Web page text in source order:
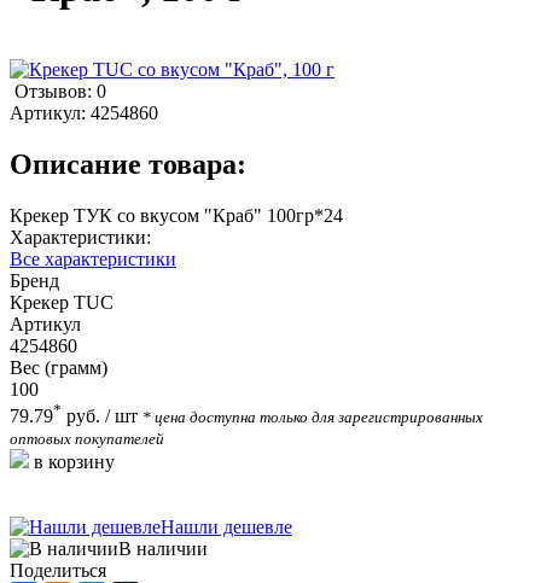
Отзывов: 0
Артикул: 4254860
Описание товара:
Крекер ТУК со вкусом "Краб" 100гр*24
Характеристики:
Все характеристики
Бренд
Крекер TUC
Артикул
4254860
Вес (грамм)
100
79.79* руб. / шт * цена доступна только для зарегистрированных
оптовых покупателей
в корзину
Нашли дешевле
В наличии
Поделиться